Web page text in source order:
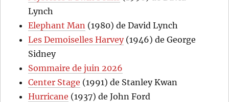
Lynch
Elephant Man (1980) de David Lynch
Les Demoiselles Harvey(1946) de George
Sidney
Sommaire de juin 2026
Center Stage (1991) de Stanley Kwan
Hurricane (1937) de John Ford